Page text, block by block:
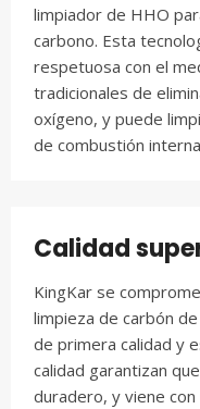
limpiador de HHO
carbono. Esta
respetuosa con el
tradicionales de
oxígeno, y puede
de combustión
Calidad
KingKar se
limpieza de carbón
de primera calidad y
calidad garantizan
duradero, y viene